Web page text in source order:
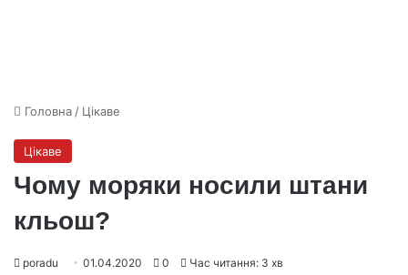
Головна / Цікаве
Цікаве
Чому моряки носили штани
кльош?
poradu 01.04.2020 0 Час читання: 3 хв